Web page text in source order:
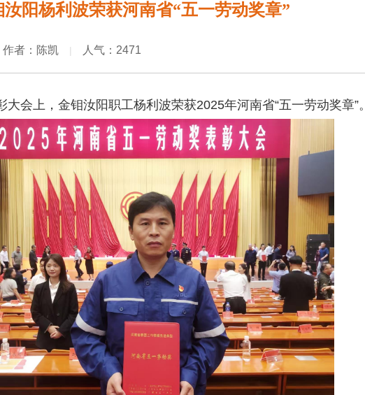
汝阳杨利波荣获河南省“五一劳动奖章”
作者：陈凯 | 人气：2471
会上，金钼汝阳职工杨利波荣获2025年河南省“五一劳动奖章”。